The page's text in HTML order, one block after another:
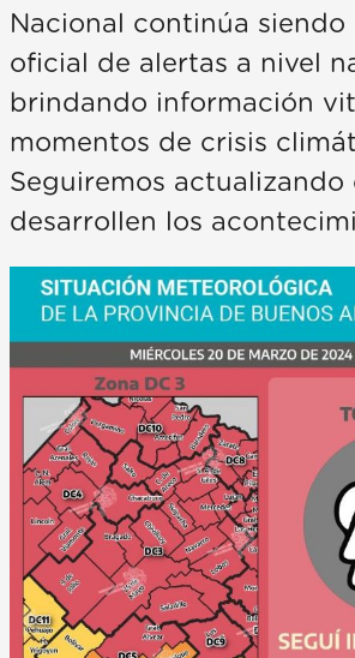
Nacional continúa siendo
oficial de alertas a nivel
brindando información
momentos de crisis
Seguiremos actualizando
desarrollen los